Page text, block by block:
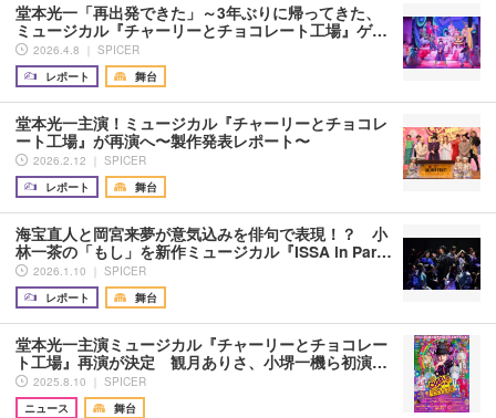
堂本光一「再出発できた」～3年ぶりに帰ってきた、
ミュージカル『チャーリーとチョコレート工場』ゲ…
2026.4.8 ｜ SPICER
レポート
舞台
堂本光一主演！ミュージカル『チャーリーとチョコレ
ート工場』が再演へ〜製作発表レポート〜
2026.2.12 ｜ SPICER
レポート
舞台
海宝直人と岡宮来夢が意気込みを俳句で表現！？ 小
林一茶の「もし」を新作ミュージカル『ISSA in Par…
2026.1.10 ｜ SPICER
レポート
舞台
堂本光一主演ミュージカル『チャーリーとチョコレー
ト工場』再演が決定 観月ありさ、小堺一機ら初演…
2025.8.10 ｜ SPICER
ニュース
舞台